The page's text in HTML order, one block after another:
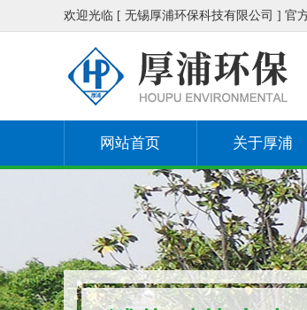
欢迎光临 [ 无锡厚浦环保科技有限公司 ] 官
网站首页 关于厚浦